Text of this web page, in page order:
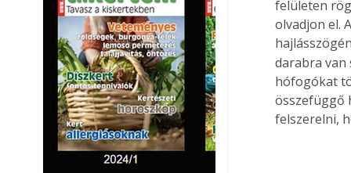
felületen
olvadjon el.
darabra van
hófogókat
összefüggő
felszerelni,